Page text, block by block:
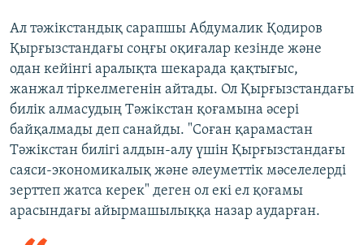
Ал тәжікстандық сарапшы Абдумалик Қодиров
Қырғызстандағы соңғы оқиғалар кезінде және
одан кейінгі аралықта шекарада қақтығыс,
жанжал тіркелмегенін айтады. Ол Қырғызстандағы
билік алмасудың Тәжікстан қоғамына әсері
байқалмады деп санайды. "Соған қарамастан
Тәжікстан билігі алдын-алу үшін Қырғызстандағы
саяси-экономикалық және әлеуметтік мәселелерді
зерттеп жатса керек" деген ол екі ел қоғамы
арасындағы айырмашылыққа назар аударған.